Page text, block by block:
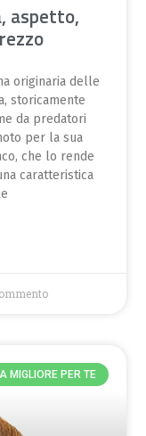
aspetto,
originaria delle
storicamente
da predatori
per la sua
che lo rende
caratteristica
MIGLIORE PER TE